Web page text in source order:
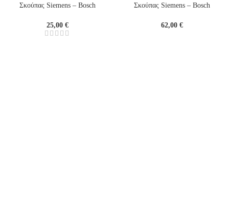
Σκούπας Siemens – Bosch
25,00 €
Σκούπας Siemens – Bosch
62,00 €